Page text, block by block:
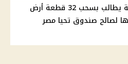
توفيق عكاشة يطالب بسحب 32 قطعة أرض
لصالح صندوق تحيا مصر